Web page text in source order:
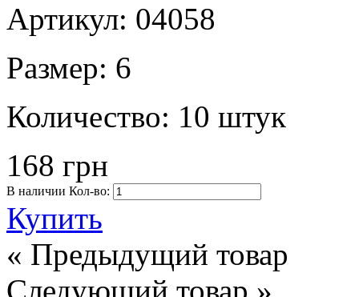
Артикул: 04058
Размер: 6
Количество: 10 штук
168 грн
В наличии Кол-во:
Купить
« Предыдущий товар
Следующий товар »